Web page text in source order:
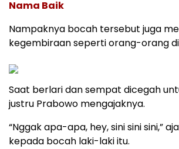
Nama Baik
Nampaknya bocah tersebut juga
kegembiraan seperti orang-orang
Saat berlari dan sempat dicegah
justru Prabowo mengajaknya.
“Nggak apa-apa, hey, sini sini sini,”
kepada bocah laki-laki itu.